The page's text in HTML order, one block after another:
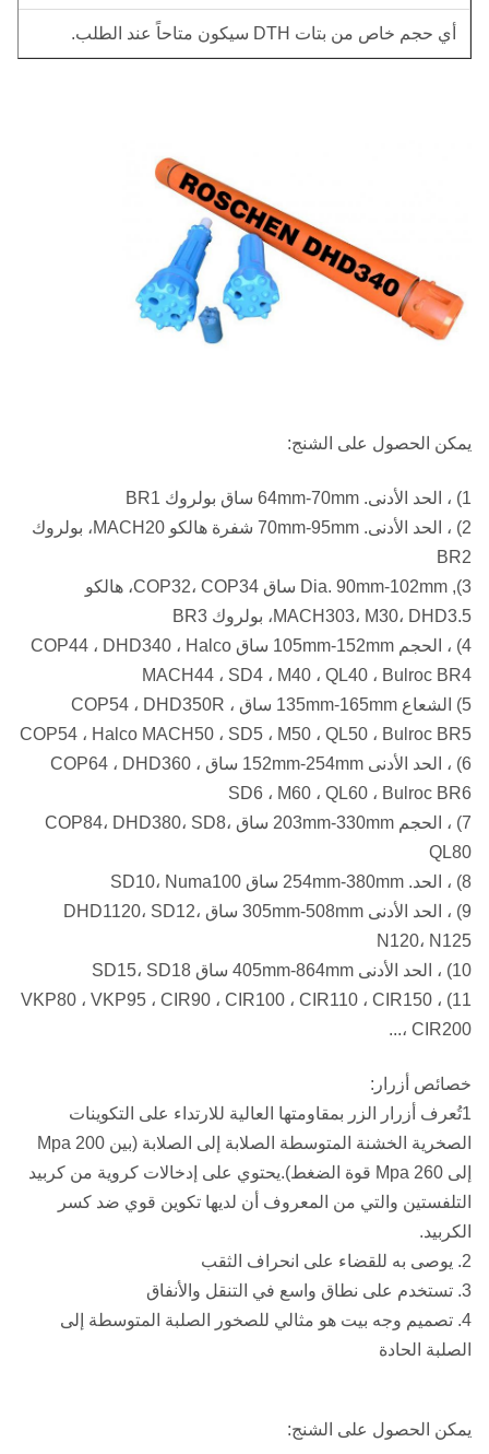
أي حجم خاص من بتات DTH سيكون متاحاً عند الطلب.
يمكن الحصول على الشنج:
1) ، الحد الأدنى. 64mm-70mm ساق بولروك BR1
2) ، الحد الأدنى. 70mm-95mm شفرة هالكو MACH20، بولروك
BR2
3), Dia. 90mm-102mm ساق COP32، COP34، هالكو
MACH303، M30، DHD3.5، بولروك BR3
4) ، الحجم 105mm-152mm ساق COP44 ، DHD340 ، Halco
MACH44 ، SD4 ، M40 ، QL40 ، Bulroc BR4
5) الشعاع 135mm-165mm ساق COP54 ، DHD350R ،
COP54 ، Halco MACH50 ، SD5 ، M50 ، QL50 ، Bulroc BR5
6) ، الحد الأدنى 152mm-254mm ساق COP64 ، DHD360 ،
SD6 ، M60 ، QL60 ، Bulroc BR6
7) ، الحجم 203mm-330mm ساق COP84، DHD380، SD8،
QL80
8) ، الحد. 254mm-380mm ساق SD10، Numa100
9) ، الحد الأدنى 305mm-508mm ساق DHD1120، SD12،
N120، N125
10) ، الحد الأدنى 405mm-864mm ساق SD15، SD18
11) ، VKP80 ، VKP95 ، CIR90 ، CIR100 ، CIR110 ، CIR150
، CIR200...
خصائص أزرار:
1تُعرف أزرار الزر بمقاومتها العالية للارتداء على التكوينات
الصخرية الخشنة المتوسطة الصلابة إلى الصلابة (بين 200 Mpa
إلى 260 Mpa قوة الضغط).يحتوي على إدخالات كروية من كربيد
التلفستين والتي من المعروف أن لديها تكوين قوي ضد كسر
الكربيد.
2. يوصى به للقضاء على انحراف الثقب
3. تستخدم على نطاق واسع في التنقل والأنفاق
4. تصميم وجه بيت هو مثالي للصخور الصلبة المتوسطة إلى
الصلبة الحادة
يمكن الحصول على الشنج: